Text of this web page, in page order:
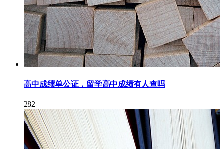
高中成绩单公证，留学高中成绩有人查吗
282